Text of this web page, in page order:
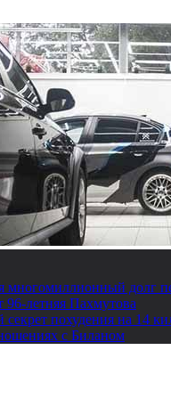
многомиллионный долг
96-летняя Пахмутова
похудения на 14
с Биланом